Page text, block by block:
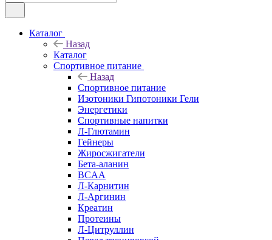
Каталог
Назад
Каталог
Спортивное питание
Назад
Спортивное питание
Изотоники Гипотоники Гели
Энергетики
Спортивные напитки
Л-Глютамин
Гейнеры
Жиросжигатели
Бета-аланин
BCAA
Л-Карнитин
Л-Аргинин
Креатин
Протеины
Л-Цитруллин